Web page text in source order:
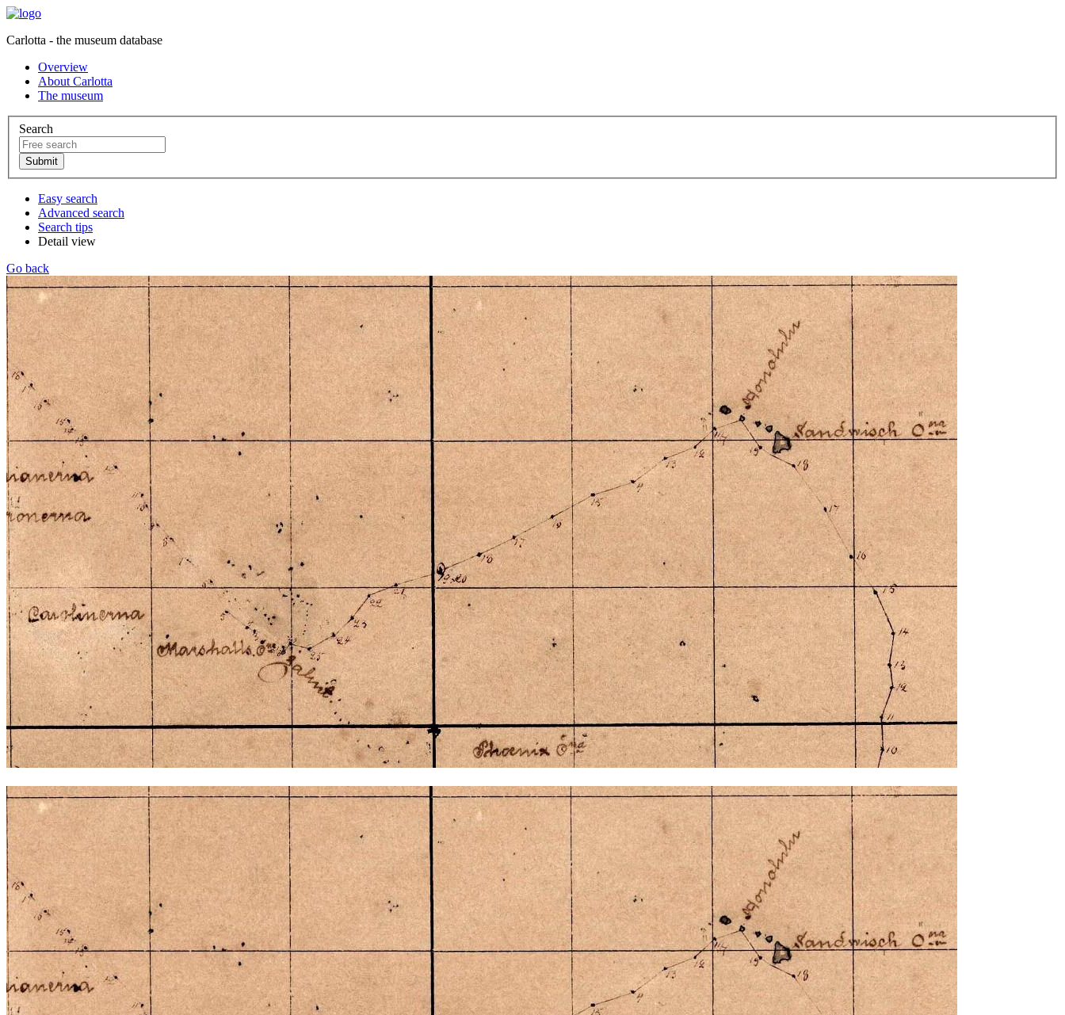
Carlotta - the museum database
Overview
About Carlotta
The museum
Search
Easy search
Advanced search
Search tips
Detail view
Go back